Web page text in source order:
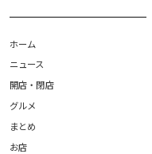
ホーム
ニュース
開店・閉店
グルメ
まとめ
お店